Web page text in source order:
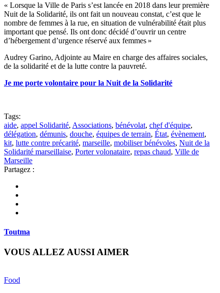
« Lorsque la Ville de Paris s’est lancée en 2018 dans leur première
Nuit de la Solidarité, ils ont fait un nouveau constat, c’est que le
nombre de femmes à la rue, en situation de vulnérabilité était plus
important que pensé. Ils ont donc décidé d’ouvrir un centre
d’hébergement d’urgence réservé aux femmes »
Audrey Garino, Adjointe au Maire en charge des affaires sociales,
de la solidarité et de la lutte contre la pauvreté.
Je me porte volontaire pour la Nuit de la Solidarité
Tags:
aide, appel Solidarité, Associations, bénévolat, chef d'équipe,
délégation, démunis, douche, équipes de terrain, État, évènement,
kit, lutte contre précarité, marseille, mobiliser bénévoles, Nuit de la
Solidarité marseillaise, Porter volonataire, repas chaud, Ville de
Marseille
Partagez :
Toutma
VOUS ALLEZ AUSSI AIMER
Food